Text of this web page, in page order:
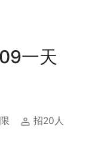
一天
招20人